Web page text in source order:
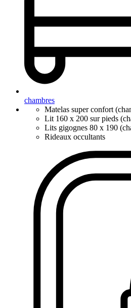
chambres
Matelas super confort
Lit 160 x 200 sur pieds
Lits gigognes 80 x 190
Rideaux occultants